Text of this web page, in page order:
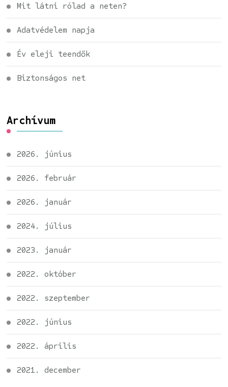
Mit látni rólad a neten?
Adatvédelem napja
Év eleji teendők
Biztonságos net
Archívum
2026. június
2026. február
2026. január
2024. július
2023. január
2022. október
2022. szeptember
2022. június
2022. április
2021. december